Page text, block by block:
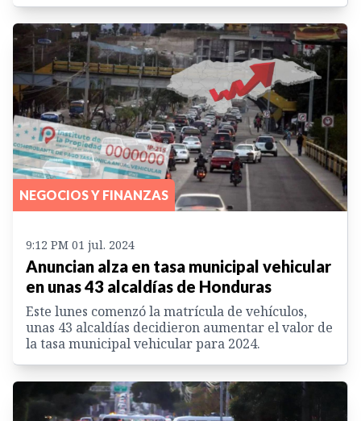
NEGOCIOS Y FINANZAS
9:12 PM 01 jul. 2024
Anuncian alza en tasa municipal vehicular
en unas 43 alcaldías de Honduras
Este lunes comenzó la matrícula de vehículos,
unas 43 alcaldías decidieron aumentar el valor de
la tasa municipal vehicular para 2024.